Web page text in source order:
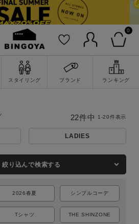
0
スタイリング ブランド ランキング
詳細検索
LADIES
絞り込んで検索する
2026春夏 シンプルコーデ
Tシャツ THE SHINZONE
22件中 1-20件表示